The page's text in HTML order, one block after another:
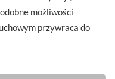
możliwości
przywraca do